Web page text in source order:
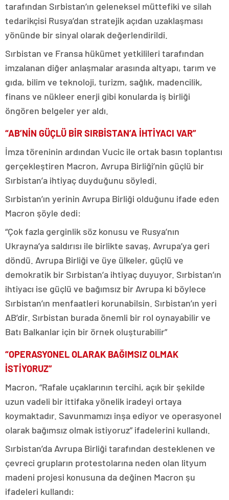
tarafından Sırbistan’ın geleneksel müttefiki ve silah
tedarikçisi Rusya’dan stratejik açıdan uzaklaşması
yönünde bir sinyal olarak değerlendirildi.
Sırbistan ve Fransa hükümet yetkilileri tarafından
imzalanan diğer anlaşmalar arasında altyapı, tarım ve
gıda, bilim ve teknoloji, turizm, sağlık, madencilik,
finans ve nükleer enerji gibi konularda iş birliği
öngören belgeler yer aldı.
“AB’NİN GÜÇLÜ BİR SIRBİSTAN’A İHTİYACI VAR”
İmza töreninin ardından Vucic ile ortak basın toplantısı
gerçekleştiren Macron, Avrupa Birliği’nin güçlü bir
Sırbistan’a ihtiyaç duyduğunu söyledi.
Sırbistan’ın yerinin Avrupa Birliği olduğunu ifade eden
Macron şöyle dedi:
“Çok fazla gerginlik söz konusu ve Rusya’nın
Ukrayna’ya saldırısı ile birlikte savaş, Avrupa’ya geri
döndü. Avrupa Birliği ve üye ülkeler, güçlü ve
demokratik bir Sırbistan’a ihtiyaç duyuyor. Sırbistan’ın
ihtiyacı ise güçlü ve bağımsız bir Avrupa ki böylece
Sırbistan’ın menfaatleri korunabilsin. Sırbistan’ın yeri
AB’dir. Sırbistan burada önemli bir rol oynayabilir ve
Batı Balkanlar için bir örnek oluşturabilir”
“OPERASYONEL OLARAK BAĞIMSIZ OLMAK
İSTİYORUZ”
Macron, “Rafale uçaklarının tercihi, açık bir şekilde
uzun vadeli bir ittifaka yönelik iradeyi ortaya
koymaktadır. Savunmamızı inşa ediyor ve operasyonel
olarak bağımsız olmak istiyoruz” ifadelerini kullandı.
Sırbistan’da Avrupa Birliği tarafından desteklenen ve
çevreci grupların protestolarına neden olan lityum
madeni projesi konusuna da değinen Macron şu
ifadeleri kullandı: